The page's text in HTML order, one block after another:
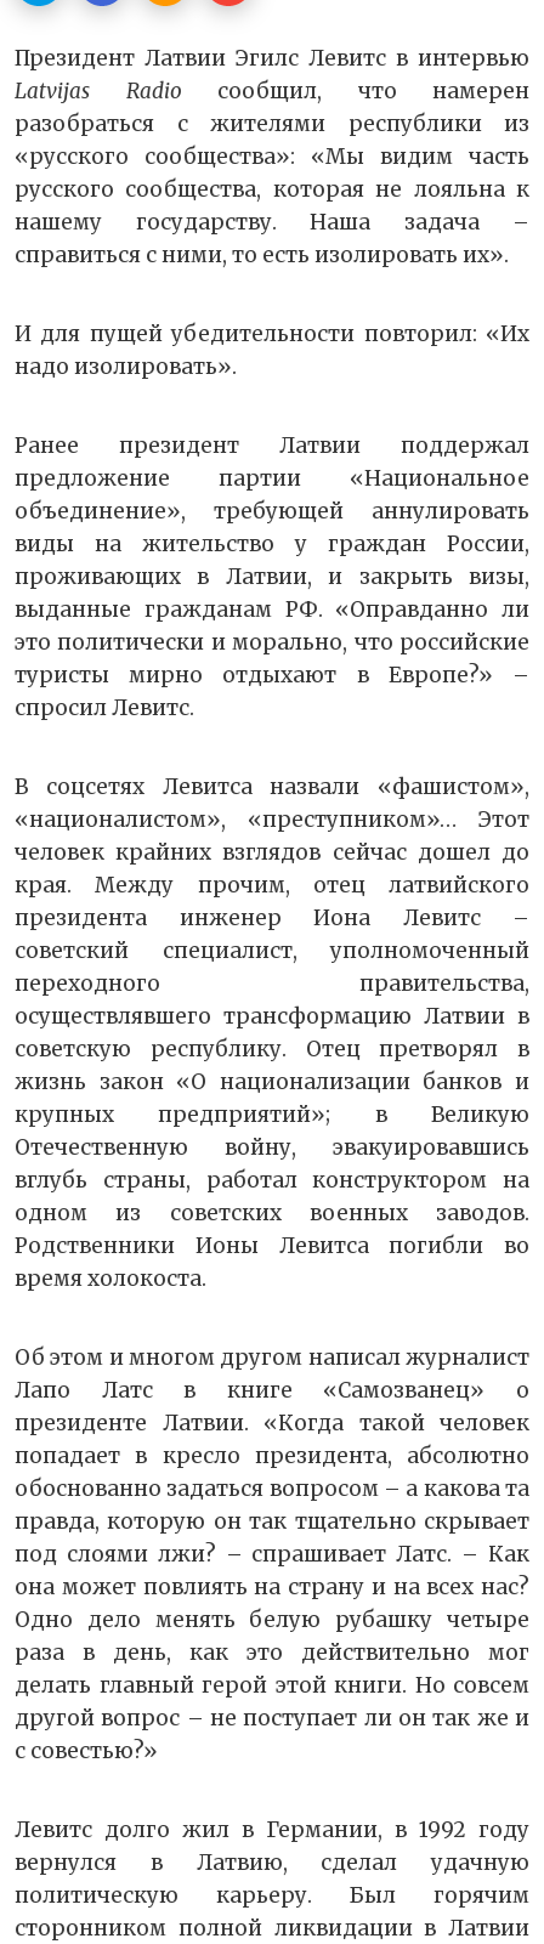
Президент Латвии Эгилс Левитс в интервью
Latvijas Radio сообщил, что намерен
разобраться с жителями республики из
«русского сообщества»: «Мы видим часть
русского сообщества, которая не лояльна к
нашему государству. Наша задача –
справиться с ними, то есть изолировать их».
И для пущей убедительности повторил: «Их
надо изолировать».
Ранее президент Латвии поддержал
предложение партии «Национальное
объединение», требующей аннулировать
виды на жительство у граждан России,
проживающих в Латвии, и закрыть визы,
выданные гражданам РФ. «Оправданно ли
это политически и морально, что российские
туристы мирно отдыхают в Европе?» –
спросил Левитс.
В соцсетях Левитса назвали «фашистом»,
«националистом», «преступником»… Этот
человек крайних взглядов сейчас дошел до
края. Между прочим, отец латвийского
президента инженер Иона Левитс –
советский специалист, уполномоченный
переходного правительства,
осуществлявшего трансформацию Латвии в
советскую республику. Отец претворял в
жизнь закон «О национализации банков и
крупных предприятий»; в Великую
Отечественную войну, эвакуировавшись
вглубь страны, работал конструктором на
одном из советских военных заводов.
Родственники Ионы Левитса погибли во
время холокоста.
Об этом и многом другом написал журналист
Лапо Латс в книге «Самозванец» о
президенте Латвии. «Когда такой человек
попадает в кресло президента, абсолютно
обоснованно задаться вопросом – а какова та
правда, которую он так тщательно скрывает
под слоями лжи? – спрашивает Латс. – Как
она может повлиять на страну и на всех нас?
Одно дело менять белую рубашку четыре
раза в день, как это действительно мог
делать главный герой этой книги. Но совсем
другой вопрос – не поступает ли он так же и
с совестью?»
Левитс долго жил в Германии, в 1992 году
вернулся в Латвию, сделал удачную
политическую карьеру. Был горячим
сторонником полной ликвидации в Латвии